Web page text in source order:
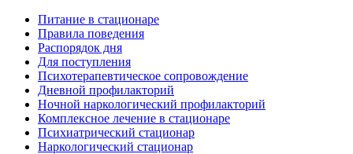
Питание в стационаре
Правила поведения
Распорядок дня
Для поступления
Психотерапевтическое сопровождение
Дневной профилакторий
Ночной наркологический профилакторий
Комплексное лечение в стационаре
Психиатрический стационар
Наркологический стационар